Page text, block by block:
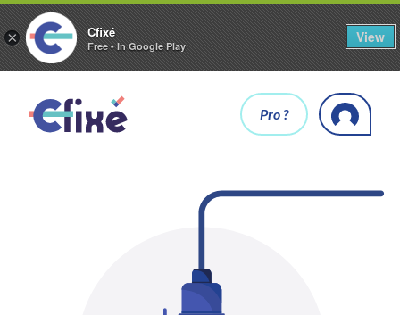
× Cfixé
Free - In Google Play
View
Pro ?